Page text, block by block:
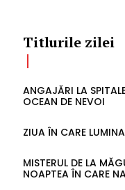
SECUNDE CARE AU
AMENINȚAT CU UN